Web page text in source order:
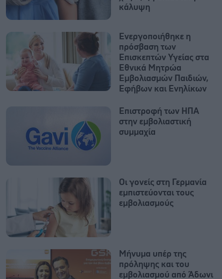
κάλυψη
Ενεργοποιήθηκε η
πρόσβαση των
Επισκεπτών Υγείας στα
Εθνικά Μητρώα
Εμβολιασμών Παιδιών,
Εφήβων και Ενηλίκων
Επιστροφή των ΗΠΑ
στην εμβολιαστική
συμμαχία
Οι γονείς στη Γερμανία
εμπιστεύονται τους
εμβολιασμούς
Μήνυμα υπέρ της
πρόληψης και του
εμβολιασμού από Άδωνι